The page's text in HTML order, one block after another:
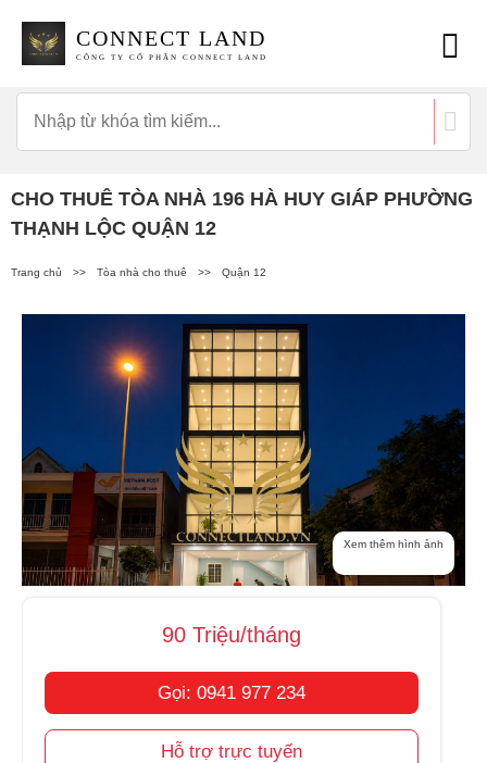
CONNECT LAND
CÔNG TY CỔ PHẦN CONNECT LAND
CHO THUÊ TÒA NHÀ 196 HÀ HUY GIÁP PHƯỜNG
THẠNH LỘC QUẬN 12
Trang chủ >> Tòa nhà cho thuê >> Quận 12
Xem thêm hình ảnh
90 Triệu/tháng
Gọi: 0941 977 234
Hỗ trợ trực tuyến